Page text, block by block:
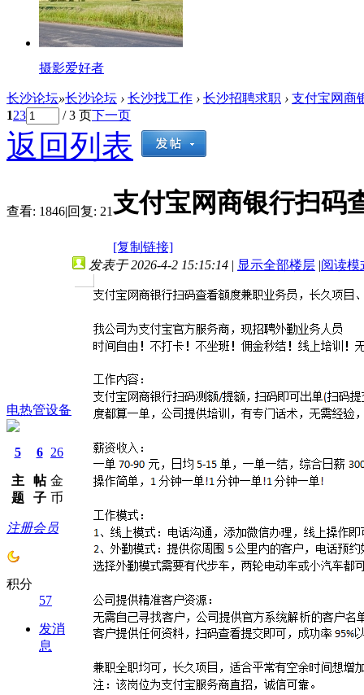
摄影爱好者
长沙论坛»长沙论坛 › 长沙找工作 › 长沙招聘求职 › 支付宝网商
123 / 3 页下一页
返回列表
查看: 1846|回复: 21 支付宝网商银行扫码
[复制链接]
电热管设备
5
主
题
6
帖
子
26
金
币
注册会员
积分
57
发消
息
发表于 2026-4-2 15:15:14 | 显示全部楼层 |阅读模